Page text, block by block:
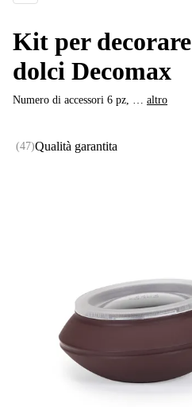
Kit per decorare
dolci Decomax
Numero di accessori 6 pz, … altro
(47)Qualità garantita